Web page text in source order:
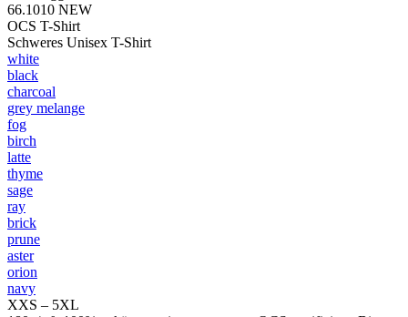
66.1010 NEW
OCS T-Shirt
Schweres Unisex T-Shirt
white
black
charcoal
grey melange
fog
birch
latte
thyme
sage
ray
brick
prune
aster
orion
navy
XXS – 5XL